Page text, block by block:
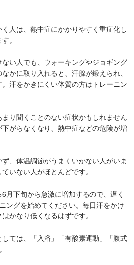
人は、熱中症にかかりやすく重症化し
。
い人でも、ウォーキングやジョギング
かに取り入れると、汗腺が鍛えられ、
汗をかきにくい体質の方はトレーニン
り聞くことのない症状かもしれません
がらなくなり、熱中症などの危険が増
、体温調節がうまくいかない人がいま
いない人がほとんどです。
月下旬から急激に増加するので、遅く
ングを始めてください。毎日汗をかけ
かなり低くなるはずです。
ては、「入浴」「有酸素運動」「腹式